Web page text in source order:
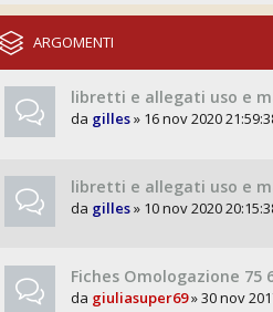
ARGOMENTI
libretti e allegati uso e
da gilles» 16 nov 2020
libretti e allegati uso e
da gilles» 10 nov 2020
Fiches Omologazione 75
da giuliasuper69» 30 nov